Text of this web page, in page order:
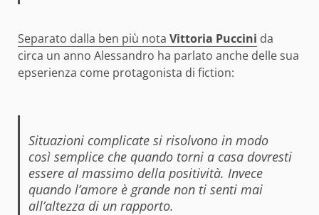
Separato dalla ben più nota Vittoria Puccini da
circa un anno Alessandro ha parlato anche delle sua
epserienza come protagonista di fiction:
Situazioni complicate si risolvono in modo
così semplice che quando torni a casa dovresti
essere al massimo della positività. Invece
quando l’amore è grande non ti senti mai
all’altezza di un rapporto.